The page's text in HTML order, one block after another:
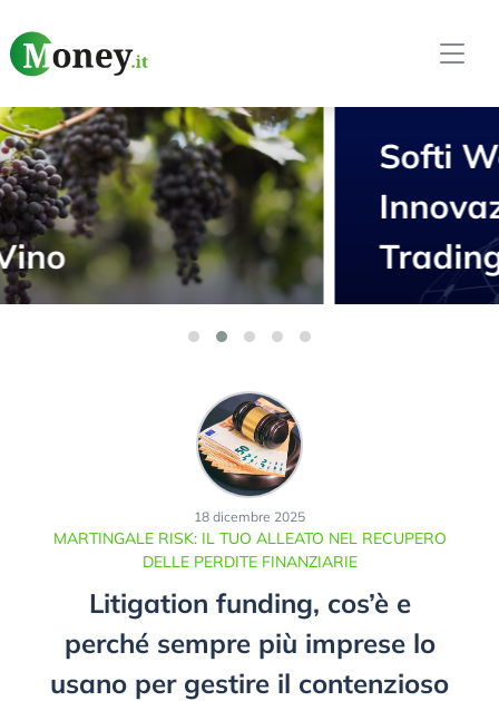
Softi Weekly –
Innovazione e AI nel
Trading Automatico
MARTINGALE RISK: IL TUO ALLEATO NEL RECUPERO
DELLE PERDITE FINANZIARIE
18 dicembre 2025
Litigation funding, cos’è e
perché sempre più imprese lo
usano per gestire il contenzioso